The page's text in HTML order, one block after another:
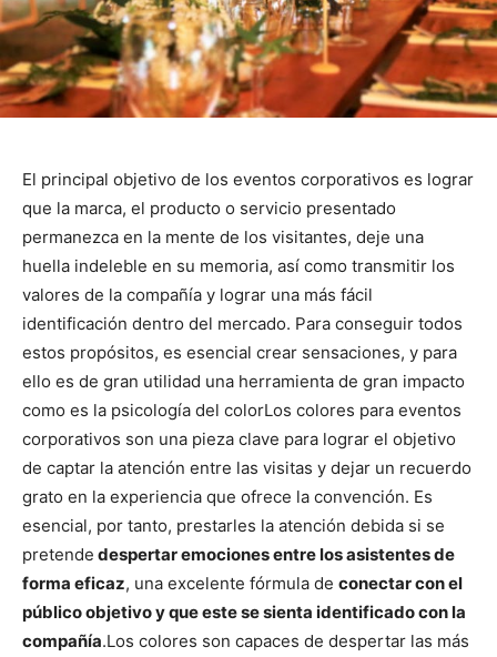
El principal objetivo de los eventos corporativos es lograr
que la marca, el producto o servicio presentado
permanezca en la mente de los visitantes, deje una
huella indeleble en su memoria, así como transmitir los
valores de la compañía y lograr una más fácil
identificación dentro del mercado. Para conseguir todos
estos propósitos, es esencial crear sensaciones, y para
ello es de gran utilidad una herramienta de gran impacto
como es la psicología del colorLos colores para eventos
corporativos son una pieza clave para lograr el objetivo
de captar la atención entre las visitas y dejar un recuerdo
grato en la experiencia que ofrece la convención. Es
esencial, por tanto, prestarles la atención debida si se
pretende despertar emociones entre los asistentes de
forma eficaz, una excelente fórmula de conectar con el
público objetivo y que este se sienta identificado con la
compañía.Los colores son capaces de despertar las más